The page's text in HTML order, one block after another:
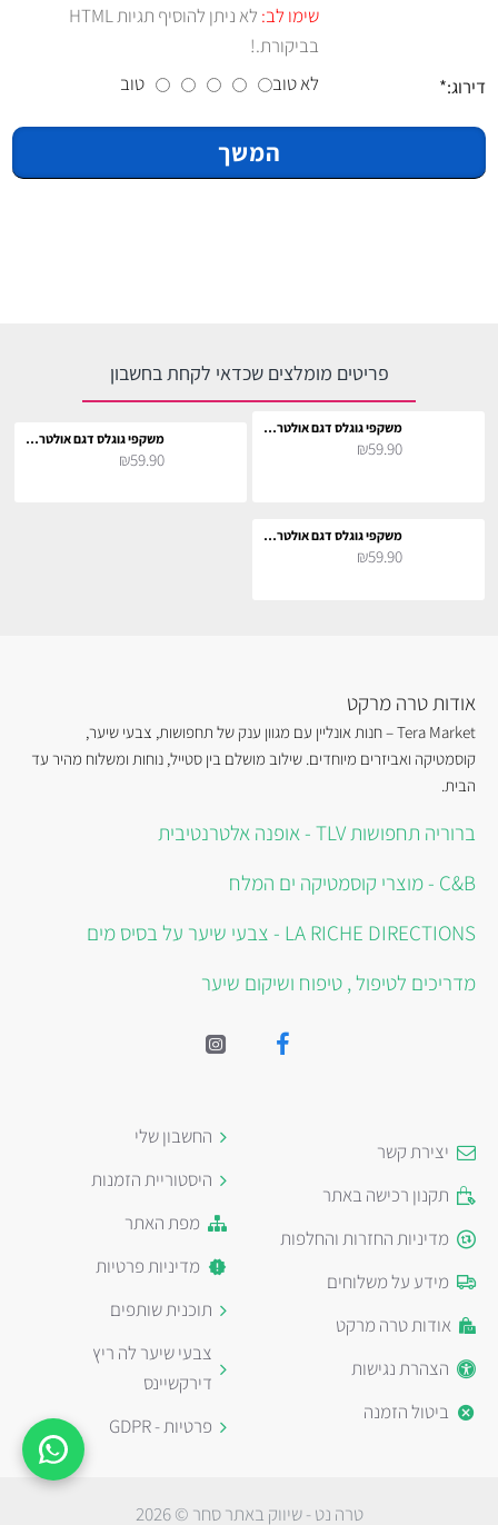
שימו לב:
לא ניתן להוסיף תגיות HTML
בביקורת.!
דירוג:
לא טוב טוב
המשך
פריטים מומלצים שכדאי לקחת בחשבון
משקפי גוגלס דגם אולטרה - אפור
₪59.90 משקפי גוגלס דגם אולטרה - ברונזה
₪59.90
משקפי גוגלס דגם אולטרה - ורוד
₪59.90
אודות טרה מרקט
Tera Market – חנות אונליין עם מגוון ענק של תחפושות, צבעי שיער,
קוסמטיקה ואביזרים מיוחדים. שילוב מושלם בין סטייל, נוחות ומשלוח מהיר עד
הבית.
ברוריה תחפושות TLV - אופנה אלטרנטיבית
C&B - מוצרי קוסמטיקה ים המלח
LA RICHE DIRECTIONS - צבעי שיער על בסיס מים
מדריכים לטיפול , טיפוח ושיקום שיער
יצירת קשר
תקנון רכישה באתר
מדיניות החזרות והחלפות
מידע על משלוחים
אודות טרה מרקט
הצהרת נגישות
ביטול הזמנה
החשבון שלי
היסטוריית הזמנות
מפת האתר
מדיניות פרטיות
תוכנית שותפים
צבעי שיער לה ריץ
דירקשיינס
פרטיות - GDPR
טרה נט - שיווק באתר סחר © 2026